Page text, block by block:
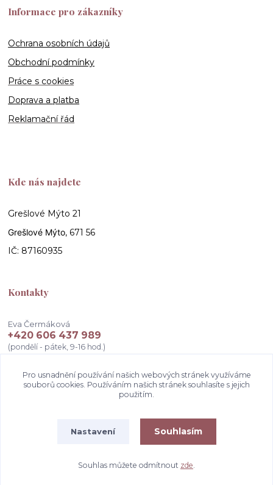
Informace pro zákazníky
Ochrana osobních údajů
Obchodní podmínky
Práce s cookies
Doprava a platba
Reklamační řád
Kde nás najdete
Grešlové Mýto 21
Grešlové Mýto, 671 56
IČ: 87160935
Kontakty
Eva Čermáková
+420 606 437 989
(pondělí - pátek, 9-16 hod.)
info@atelierceva.cz
Vytvořeno na Eshop-rychle.cz
Pro usnadnění používání našich webových stránek využíváme
souborů cookies. Používáním našich stránek souhlasíte s jejich
použitím.
Nastavení Souhlasím
Souhlas můžete odmítnout zde